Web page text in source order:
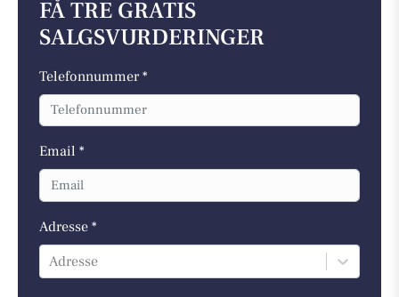
FÅ TRE GRATIS
SALGSVURDERINGER
Telefonnummer *
Email *
Adresse *
Adresse